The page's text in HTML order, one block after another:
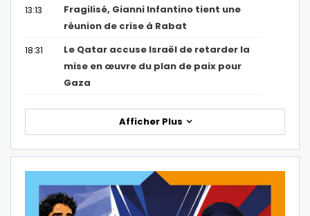
13:13
Fragilisé, Gianni Infantino tient une
réunion de crise à Rabat
18:31
Le Qatar accuse Israël de retarder la
mise en œuvre du plan de paix pour
Gaza
Afficher Plus